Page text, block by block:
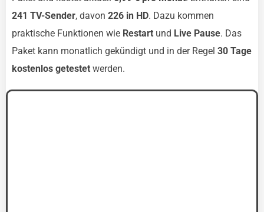
241 TV-Sender, davon 226 in HD. Dazu kommen
praktische Funktionen wie Restart und Live Pause. Das
Paket kann monatlich gekündigt und in der Regel 30 Tage
kostenlos getestet werden.